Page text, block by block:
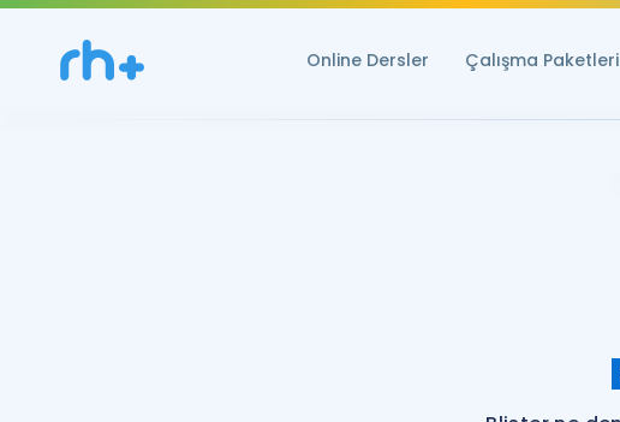
Online Dersler Çalışma Paketleri